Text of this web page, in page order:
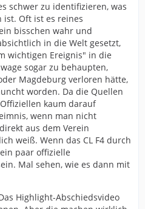
schwer zu identifizieren, was
ist. Oft ist es reines
bisschen wahr und
in die Welt gesetzt,
wichtigen Ereignis" in die
sogar zu behaupten,
Magdeburg verloren hätte,
worden. Da die Quellen
kaum darauf
wenn man nicht
aus dem Verein
weiß. Wenn das CL F4 durch
paar offizielle
Mal sehen, wie es dann mit
Highlight-Abschiedsvideo